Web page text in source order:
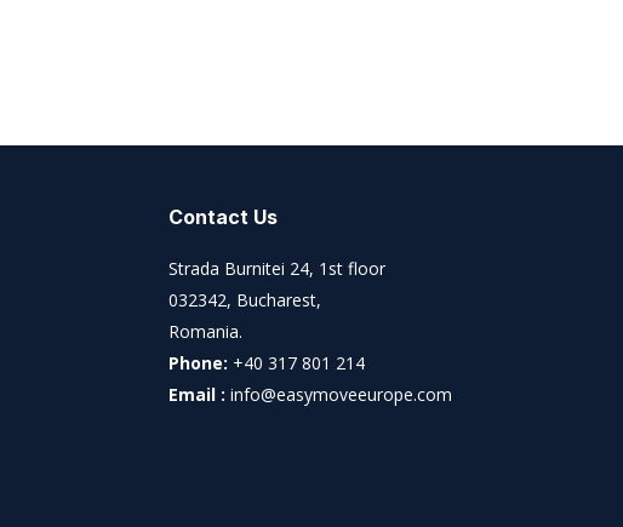
Contact Us
Strada Burnitei 24, 1st floor
032342, Bucharest,
Romania.
Phone: +40 317 801 214
Email : info@easymoveeurope.com